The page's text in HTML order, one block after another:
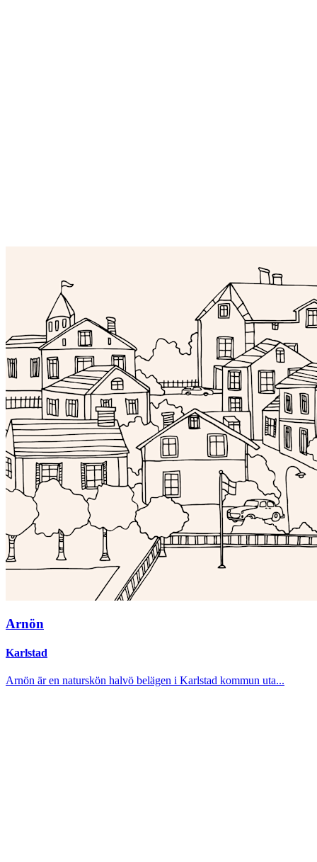
Arnön
Karlstad
Arnön är en naturskön halvö belägen i Karlstad kommun uta...